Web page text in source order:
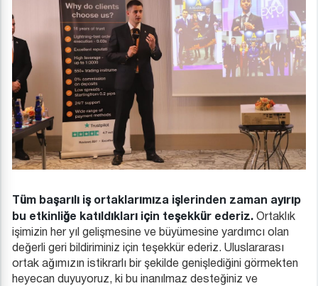
Tüm başarılı iş ortaklarımıza işlerinden zaman ayırıp
bu etkinliğe katıldıkları için teşekkür ederiz. Ortaklık
işimizin her yıl gelişmesine ve büyümesine yardımcı olan
değerli geri bildiriminiz için teşekkür ederiz. Uluslararası
ortak ağımızın istikrarlı bir şekilde genişlediğini görmekten
heyecan duyuyoruz, ki bu inanılmaz desteğiniz ve